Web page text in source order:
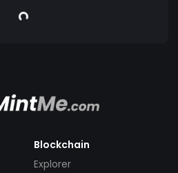
Blockchain
Explorer